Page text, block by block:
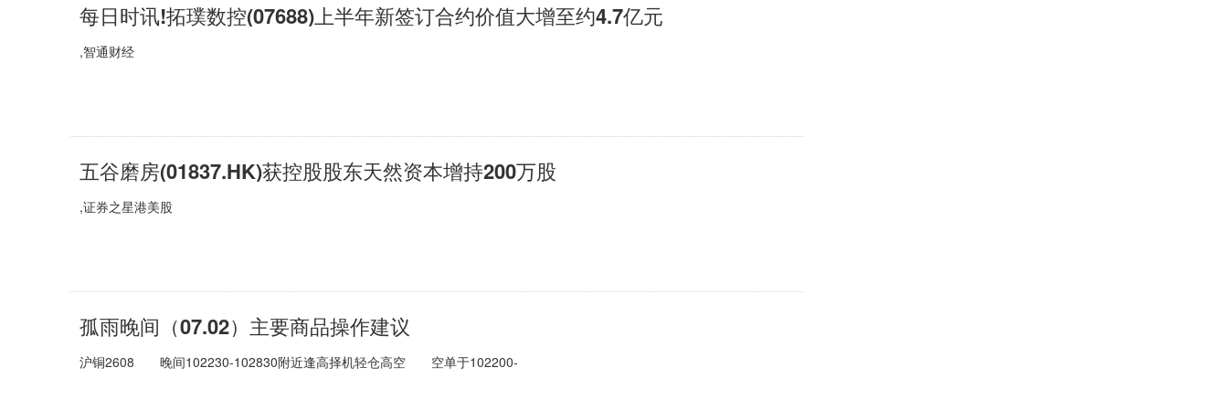
每日时讯!拓璞数控(07688)上半年新签订合约价值大增至约4.7亿元
,智通财经
五谷磨房(01837.HK)获控股股东天然资本增持200万股
,证券之星港美股
孤雨晚间（07.02）主要商品操作建议
沪铜2608 晚间102230-102830附近逢高择机轻仓高空 空单于102200-